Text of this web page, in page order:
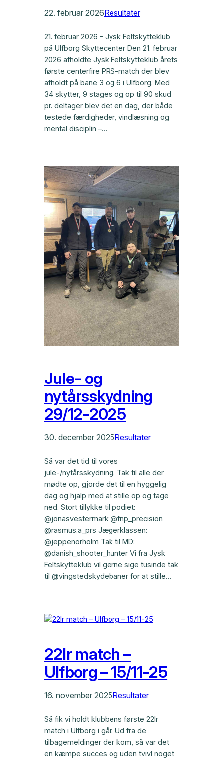
22. februar 2026Resultater
21. februar 2026 – Jysk Feltskytteklub
på Ulfborg Skyttecenter Den 21. februar
2026 afholdte Jysk Feltskytteklub årets
første centerfire PRS-match der blev
afholdt på bane 3 og 6 i Ulfborg. Med
34 skytter, 9 stages og op til 90 skud
pr. deltager blev det en dag, der både
testede færdigheder, vindlæsning og
mental disciplin –…
Jule- og
nytårsskydning
29/12-2025
30. december 2025Resultater
Så var det tid til vores
jule-/nytårsskydning. Tak til alle der
mødte op, gjorde det til en hyggelig
dag og hjalp med at stille op og tage
ned. Stort tillykke til podiet:
@jonasvestermark @fnp_precision
@rasmus.a_prs Jægerklassen:
@jeppenorholm Tak til MD:
@danish_shooter_hunter Vi fra Jysk
Feltskytteklub vil gerne sige tusinde tak
til @vingstedskydebaner for at stille…
22lr match –
Ulfborg – 15/11-25
16. november 2025Resultater
Så fik vi holdt klubbens første 22lr
match i Ulfborg i går. Ud fra de
tilbagemeldinger der kom, så var det
en kæmpe succes og uden tvivl noget